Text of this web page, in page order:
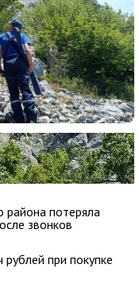
района потеряла
звонков
при покупке